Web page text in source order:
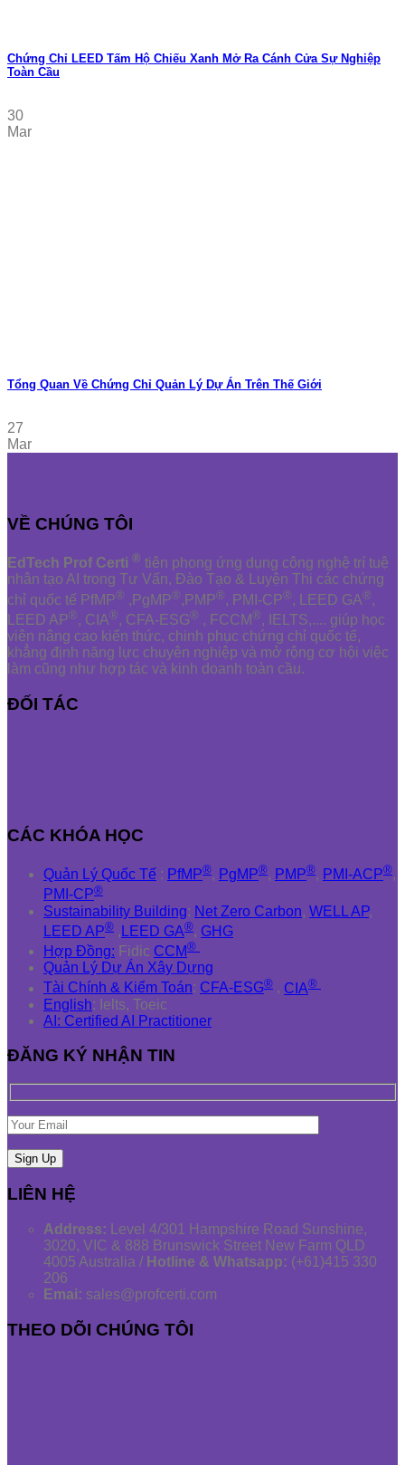
Chứng Chỉ LEED Tấm Hộ Chiếu Xanh Mở Ra Cánh Cửa Sự Nghiệp
Toàn Cầu
30
Mar
Tổng Quan Về Chứng Chỉ Quản Lý Dự Án Trên Thế Giới
27
Mar
VỀ CHÚNG TÔI
EdTech Prof Certi ® tiên phong ứng dụng công nghệ trí tuệ
nhân tạo AI trong Tư Vấn, Đào Tạo & Luyện Thi các chứng
chỉ quốc tế PfMP® ,PgMP®,PMP®, PMI-CP®, LEED GA®,
LEED AP®, CIA®, CFA-ESG® , FCCM®, IELTS,.... giúp học
viên nâng cao kiến thức, chinh phục chứng chỉ quốc tế,
khẳng định năng lực chuyên nghiệp và mở rộng cơ hội việc
làm cũng như hợp tác và kinh doanh toàn cầu.
ĐỐI TÁC
CÁC KHÓA HỌC
Quản Lý Quốc Tế : PfMP®, PgMP®, PMP®, PMI-ACP®,
PMI-CP®
Sustainability Building: Net Zero Carbon, WELL AP,
LEED AP® , LEED GA®, GHG
Hợp Đồng: Fidic CCM®
Quản Lý Dự Án Xây Dựng
Tài Chính & Kiểm Toán: CFA-ESG® , CIA®
English: Ielts, Toeic
AI: Certified AI Practitioner
ĐĂNG KÝ NHẬN TIN
LIÊN HỆ
Address: Level 4/301 Hampshire Road Sunshine,
3020, VIC & 888 Brunswick Street New Farm QLD
4005 Australia / Hotline & Whatsapp: (+61)415 330
206
Emai: sales@profcerti.com
THEO DÕI CHÚNG TÔI